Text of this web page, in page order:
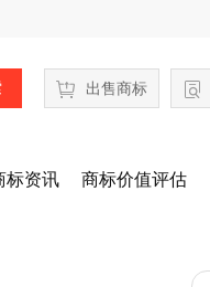
出售商标
标资讯 商标价值评估